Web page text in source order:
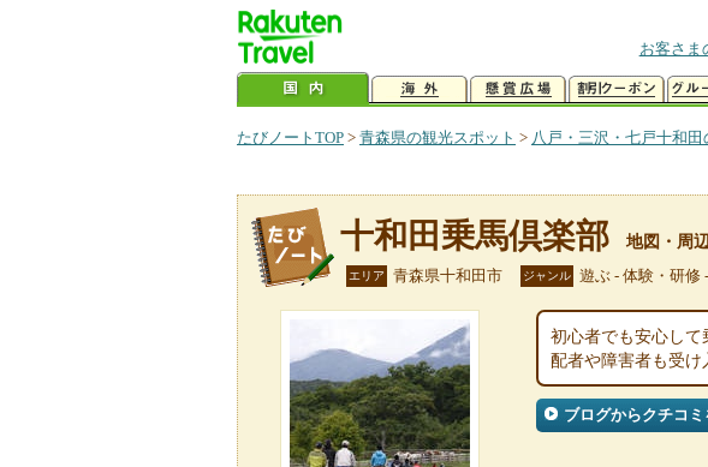
お客さま
たびノートTOP > 青森県の観光スポット > 八戸・三沢・七戸十和田
十和田乗馬倶楽部 地図・周
エリア 青森県十和田市 ジャンル 遊ぶ - 体験・研修
初心者でも安心し
配者や障害者も受け
ブログからクチコミ